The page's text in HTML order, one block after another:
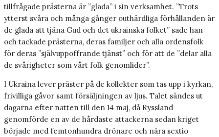
tillfrågade prästerna är ”glada” i sin verksamhet. ”Trots
ytterst svåra och många gånger outhärdliga förhållanden är
de glada att tjäna Gud och det ukrainska folket” sade han
och tackade prästerna, deras familjer och alla ordensfolk
för deras ”självuppoffrande tjänst” och för att de ”delar alla
de svårigheter som vårt folk genomlider”.
I Ukraina lever präster på de kollekter som tas upp i kyrkan,
frivilliga gåvor samt försäljningen av ljus. Talet sändes ut
dagarna efter natten till den 14 maj, då Ryssland
genomförde en av de hårdaste attackerna sedan kriget
började med femtonhundra drönare och nära sextio